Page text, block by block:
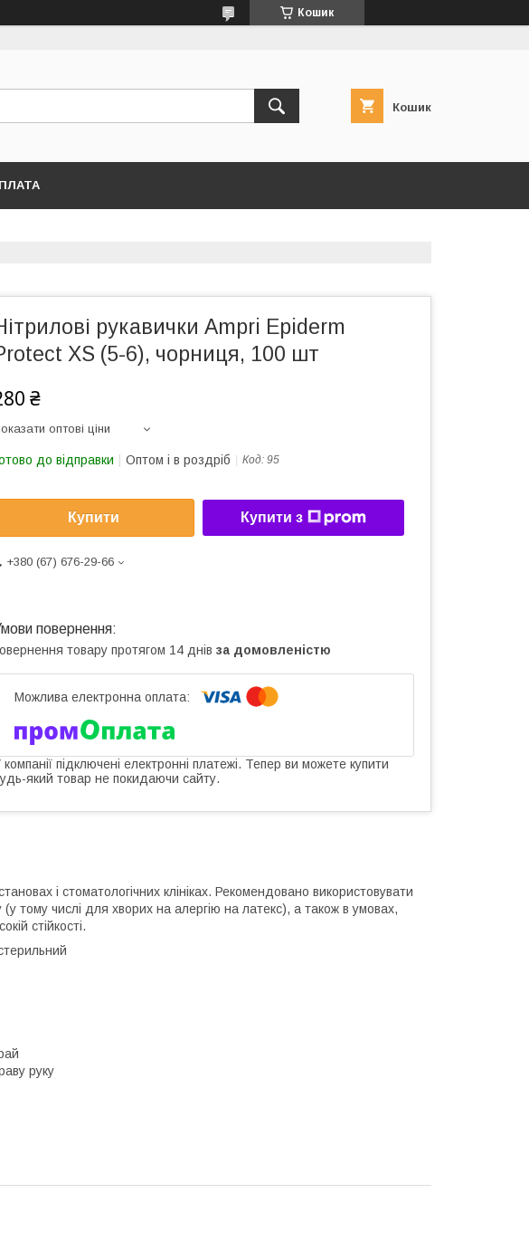
Кошик
Кошик
рукавички Ampri Epiderm
XS (5-6), чорниця, 100 шт
₴
оптові ціни
до відправки Оптом і в роздріб Код: 95
Купити Купити з
+380 (67) 676-29-66
товару протягом 14 днів за домовленістю
компанії підключені електронні платежі. Тепер ви можете купити
який товар не покидаючи сайту.
і стоматологічних клініках. Рекомендовано використовувати
(у тому числі для хворих на алергію на латекс), а також в умовах,
стійкості.
руку